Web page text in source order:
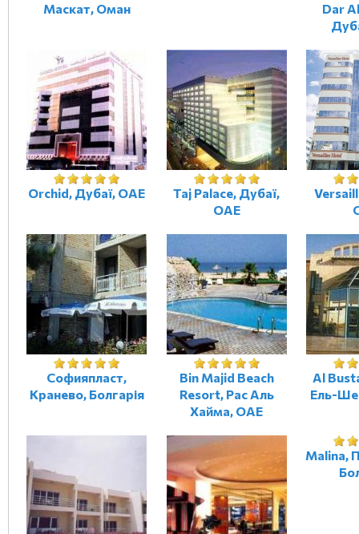
Маскат, Оман
Dar
Orchid, Дубаї, ОАЕ
Taj Palace, Дубаї,
ОАЕ
Софияпласт,
Кранево, Болгарія
Bin Majid Beach
Resort, Рас Аль
Хайма, ОАЕ
Al
Ель-
Malina,